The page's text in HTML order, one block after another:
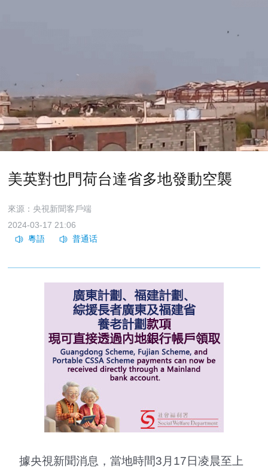
美英對也門荷台達省多地發動空襲
來源：央視新聞客戶端
2024-03-17 21:06
據央視新聞消息，當地時間3月17日凌晨至上